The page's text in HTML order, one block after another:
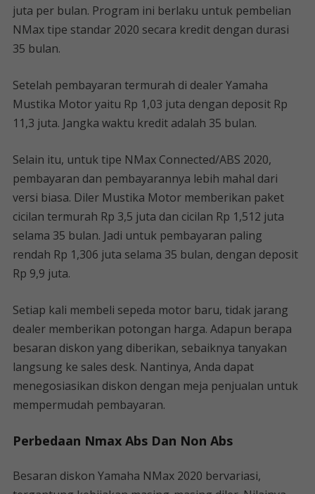
juta per bulan. Program ini berlaku untuk pembelian
NMax tipe standar 2020 secara kredit dengan durasi
35 bulan.
Setelah pembayaran termurah di dealer Yamaha
Mustika Motor yaitu Rp 1,03 juta dengan deposit Rp
11,3 juta. Jangka waktu kredit adalah 35 bulan.
Selain itu, untuk tipe NMax Connected/ABS 2020,
pembayaran dan pembayarannya lebih mahal dari
versi biasa. Diler Mustika Motor memberikan paket
cicilan termurah Rp 3,5 juta dan cicilan Rp 1,512 juta
selama 35 bulan. Jadi untuk pembayaran paling
rendah Rp 1,306 juta selama 35 bulan, dengan deposit
Rp 9,9 juta.
Setiap kali membeli sepeda motor baru, tidak jarang
dealer memberikan potongan harga. Adapun berapa
besaran diskon yang diberikan, sebaiknya tanyakan
langsung ke sales desk. Nantinya, Anda dapat
menegosiasikan diskon dengan meja penjualan untuk
mempermudah pembayaran.
Perbedaan Nmax Abs Dan Non Abs
Besaran diskon Yamaha NMax 2020 bervariasi,